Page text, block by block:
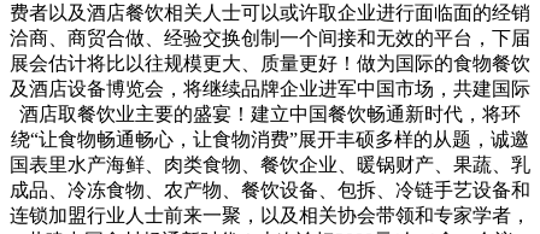
费者以及酒店餐饮相关人士可以或许取企业进行面临面的经销
洽商、商贸合做、经验交换创制一个间接和无效的平台，下届
展会估计将比以往规模更大、质量更好！做为国际的食物餐饮
及酒店设备博览会，将继续品牌企业进军中国市场，共建国际
酒店取餐饮业主要的盛宴！建立中国餐饮畅通新时代，将环
绕“让食物畅通畅心，让食物消费”展开丰硕多样的从题，诚邀
国表里水产海鲜、肉类食物、餐饮企业、暖锅财产、果蔬、乳
成品、冷冻食物、农产物、餐饮设备、包拆、冷链手艺设备和
连锁加盟行业人士前来一聚，以及相关协会带领和专家学者，